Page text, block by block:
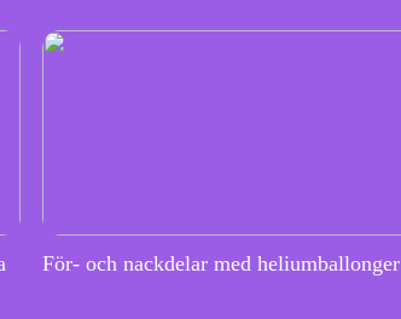
För- och nackdelar med heliumballonger